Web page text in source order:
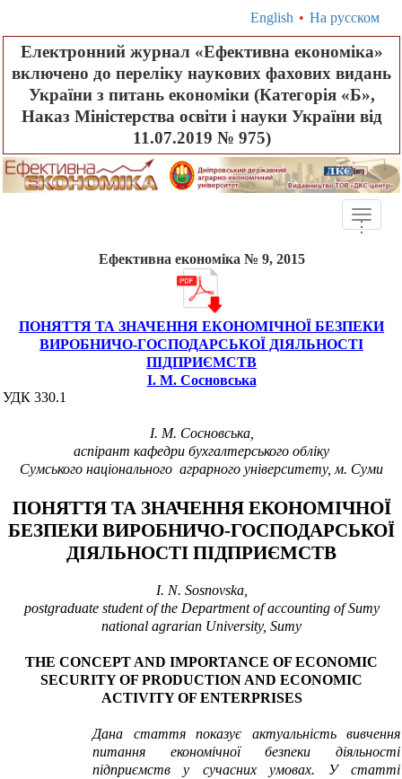
English • На русском
Електронний журнал «Ефективна економіка»
включено до переліку наукових фахових видань
України з питань економіки (Категорія «Б»,
Наказ Міністерства освіти і науки України від
11.07.2019 № 975)
Toggle
...
Ефективна економіка № 9, 2015
ПОНЯТТЯ ТА ЗНАЧЕННЯ ЕКОНОМІЧНОЇ БЕЗПЕКИ
ВИРОБНИЧО-ГОСПОДАРСЬКОЇ ДІЯЛЬНОСТІ
ПІДПРИЄМСТВ
І. М. Сосновська
УДК 330.1
І. М. Сосновська,
аспірант кафедри бухгалтерського обліку
Сумського національного аграрного університету, м. Суми
ПОНЯТТЯ ТА ЗНАЧЕННЯ ЕКОНОМІЧНОЇ
БЕЗПЕКИ ВИРОБНИЧО-ГОСПОДАРСЬКОЇ
ДІЯЛЬНОСТІ ПІДПРИЄМСТВ
I. N. Sosnovska,
postgraduate student of the Department of accounting of Sumy
national agrarian University, Sumy
THE CONCEPT AND IMPORTANCE OF ECONOMIC
SECURITY OF PRODUCTION AND ECONOMIC
ACTIVITY OF ENTERPRISES
Дана стаття показує актуальність вивчення
питання економічної безпеки діяльності
підприємств у сучасних умовах. У статті